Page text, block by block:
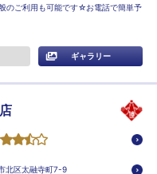
のご利用も可能です☆お電話で簡単予
ギャラリー
北区太融寺町7-9